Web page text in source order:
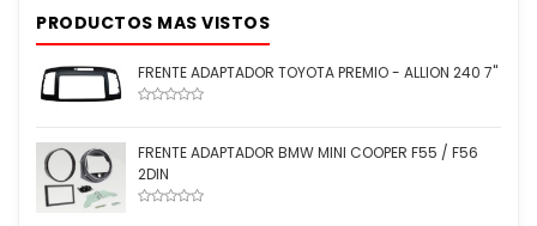
PRODUCTOS MAS VISTOS
FRENTE ADAPTADOR TOYOTA PREMIO - ALLION 240 7''
FRENTE ADAPTADOR BMW MINI COOPER F55 / F56
2DIN